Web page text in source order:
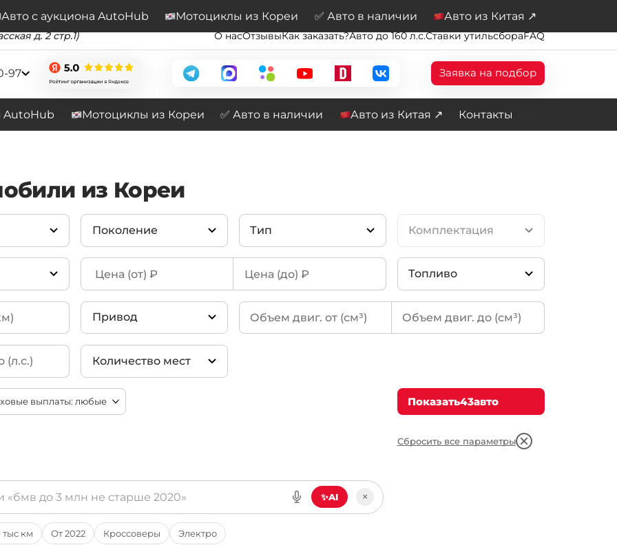
Подписывайтесь на наш канал
д. 2 стр.1) О насОтзывыКак заказать?Авто до 160 л.с.Ставки утильсбораFAQ
97 Заявка на подбор
AutoHub Мотоциклы из Кореи ✅ Авто в наличии Авто из Китая ↗ Контакты
Авто с аукциона AutoHub Мотоциклы из Кореи ✅ Авто в наличии Авто из Китая ↗
из Кореи
Поколение
Q4 e-Tron F4 (2022-
2026)
Тип
40 Premium(14)
45 Premium(9)
40 Premium Sportback(7)
Комплектация
Топливо
Электричество(43)
Привод
2WD(43)
Количество мест
2 места
4 места
8 мест
9 мест
Показать43авто
Сбросить все параметры
✨AI ×
тыс км От 2022 Кроссоверы Электро